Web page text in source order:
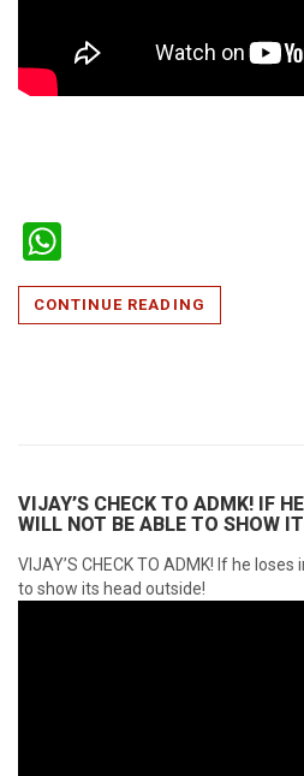
CONTINUE READING
VIJAY’S CHECK TO ADMK! IF
WILL NOT BE ABLE TO SHOW
VIJAY’S CHECK TO ADMK! If he
to show its head outside!